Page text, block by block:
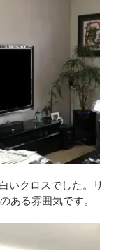
いクロスでした。リ
ある雰囲気です。